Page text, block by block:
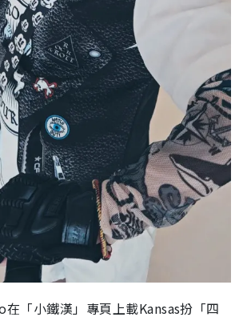
在「小鐵漢」專頁上載Kansas扮「四